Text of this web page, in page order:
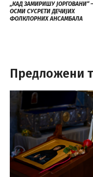
„КАД ЗАМИРИШУ ЈОРГОВАНИ“ –
ОСМИ СУСРЕТИ ДЕЧИЈИХ
ФОЛКЛОРНИХ АНСАМБАЛА
Предложени